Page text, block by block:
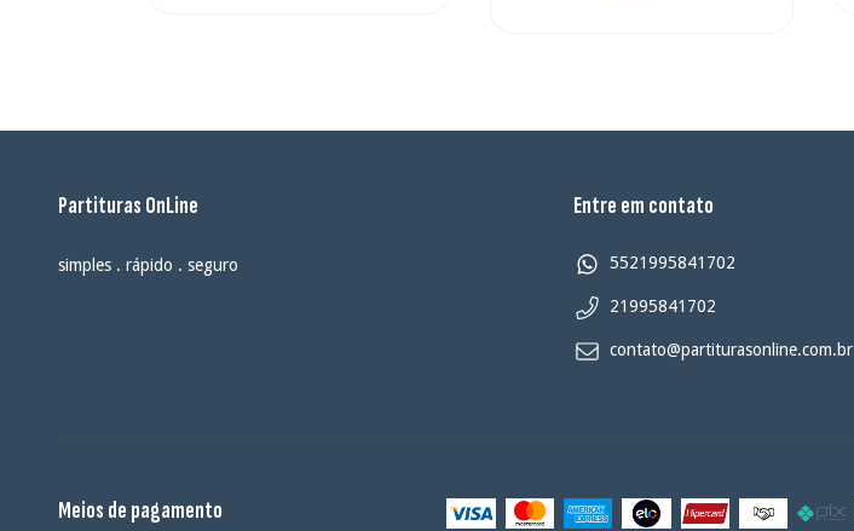
Partituras OnLine
simples . rápido . seguro
Entre em contato
5521995841702
21995841702
contato@partiturasonline.com.br
Meios de pagamento